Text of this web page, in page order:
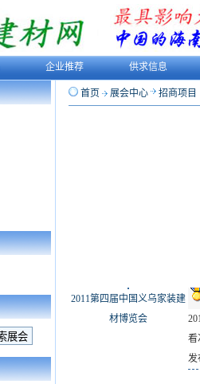
企业推荐 供求信息
首页 展会中心 招商项目
2011第四届中国义乌家装建
材博览会
看
发